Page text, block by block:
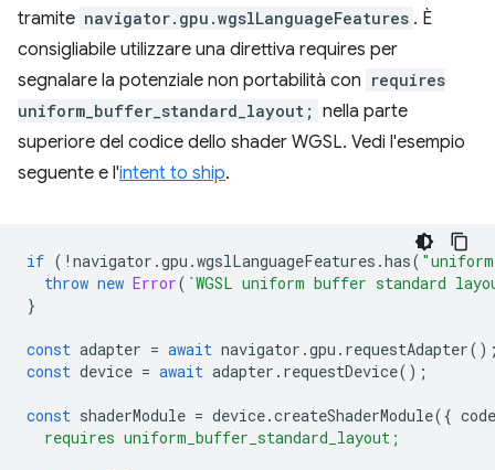
tramite navigator.gpu.wgslLanguageFeatures . È
consigliabile utilizzare una direttiva requires per
segnalare la potenziale non portabilità con requires
uniform_buffer_standard_layout; nella parte
superiore del codice dello shader WGSL. Vedi l'esempio
seguente e l'intent to ship.
if ( ! navigator .gpu .wgslLanguageFeatures .has(
throw new Error( `WGSL uniform buffer standard
}
const adapter = await navigator .gpu . requestAdapter
const device = await adapter . requestDevice();
const shaderModule = device.createShaderModule({ code
  requires uniform_buffer_standard_layout;